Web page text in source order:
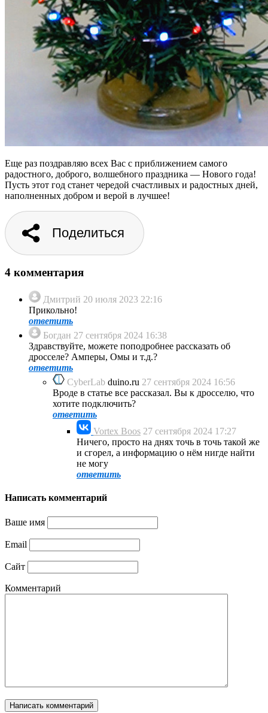
Еще раз поздравляю всех Вас с приближением самого
радостного, доброго, волшебного праздника — Нового года!
Пусть этот год станет чередой счастливых и радостных дней,
наполненных добром и верой в лучшее!
Поделиться
4 комментария
Дмитрий 20 июля 2023 22:16
Прикольно!
ответить
Богдан 27 сентября 2024 16:38
Здравствуйте, можете поподробнее рассказать об
дросселе? Амперы, Омы и т.д.?
ответить
CyberLab duino.ru 27 сентября 2024 16:56
Вроде в статье все рассказал. Вы к дросселю, что
хотите подключить?
ответить
Vortex Boos 27 сентября 2024 17:27
Ничего, просто на днях точь в точь такой же
и сгорел, а информацию о нём нигде найти
не могу
ответить
Написать комментарий
Ваше имя
Email
Сайт
Комментарий